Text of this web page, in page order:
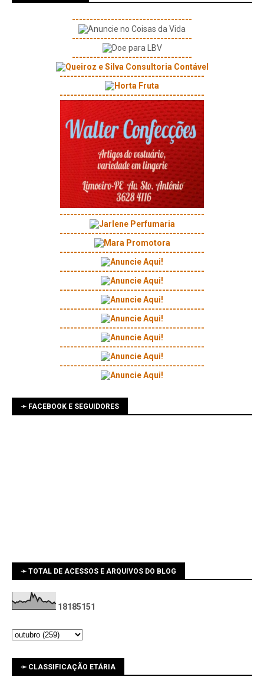
----------------------------------
----------------------------------
----------------------------------
-----------------------------------------
-----------------------------------------
-----------------------------------------
-----------------------------------------
-----------------------------------------
-----------------------------------------
-----------------------------------------
-----------------------------------------
-----------------------------------------
-----------------------------------------
-----------------------------------------
➛ FACEBOOK E SEGUIDORES
➛ TOTAL DE ACESSOS E ARQUIVOS DO BLOG
1 81 85151
➛ CLASSIFICAÇÃO ETÁRIA